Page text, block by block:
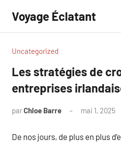
contenu
Voyage Éclatant
Uncategorized
Les stratégies de
entreprises
parChloe Barre mai 1, 2025
De nos jours, de plus en plus